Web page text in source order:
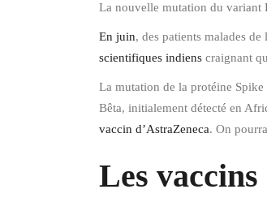
La nouvelle mutation du variant
En juin, des patients malades
scientifiques indiens craignant
La mutation de la protéine
Bêta, initialement détecté en
vaccin d’AstraZeneca. On
Les